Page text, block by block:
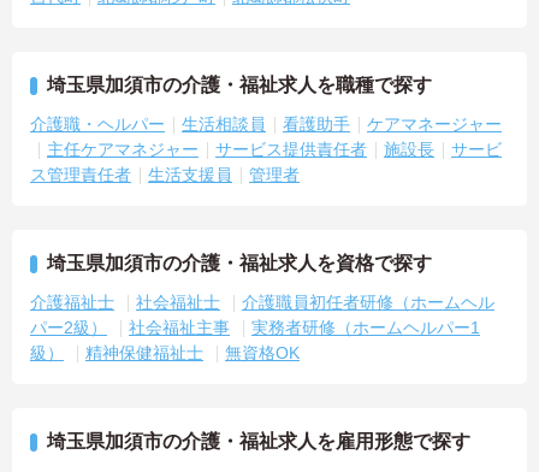
埼玉県加須市の介護・福祉求人を職種で探す
介護職・ヘルパー 生活相談員 看護助手
ケアマネージャー
主任ケアマネジャー
サービス提供責任者 施設長
サービ
ス管理責任者
生活支援員 管理者
埼玉県加須市の介護・福祉求人を資格で探す
介護福祉士 社会福祉士
介護職員初任者研修（ホームヘル
パー2級）
社会福祉主事
実務者研修（ホームヘルパー1
級）
精神保健福祉士 無資格OK
埼玉県加須市の介護・福祉求人を雇用形態で探す